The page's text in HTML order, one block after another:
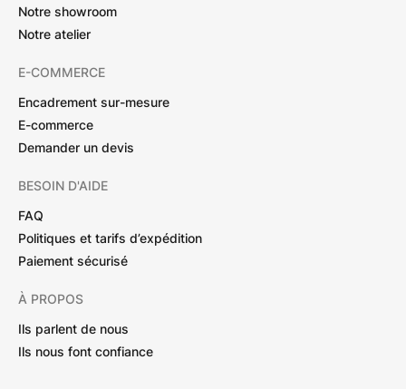
Notre showroom
Notre atelier
E-COMMERCE
Encadrement sur-mesure
E-commerce
Demander un devis
BESOIN D'AIDE
FAQ
Politiques et tarifs d’expédition
Paiement sécurisé
À PROPOS
Ils parlent de nous
Ils nous font confiance